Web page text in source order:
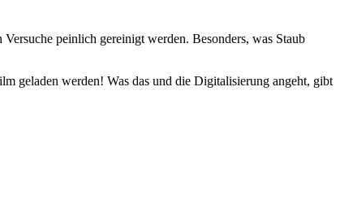
peinlich gereinigt werden. Besonders, was Staub
geladen werden! Was das und die Digitalisierung angeht, gibt